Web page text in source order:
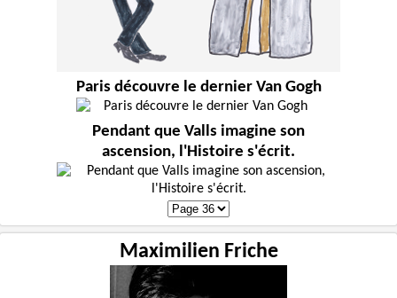
Paris découvre le dernier Van Gogh
Pendant que Valls imagine son
ascension, l'Histoire s'écrit.
Maximilien Friche